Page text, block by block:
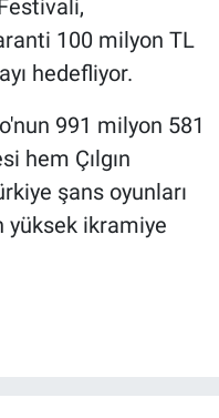
100 milyon TL
hedefliyor.
991 milyon 581
hem Çılgın
şans oyunları
yüksek ikramiye